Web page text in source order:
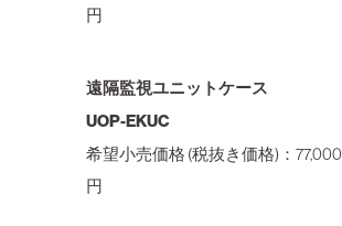
円
遠隔監視ユニットケース
UOP-EKUC
希望小売価格 (税抜き価格)：77,000
円